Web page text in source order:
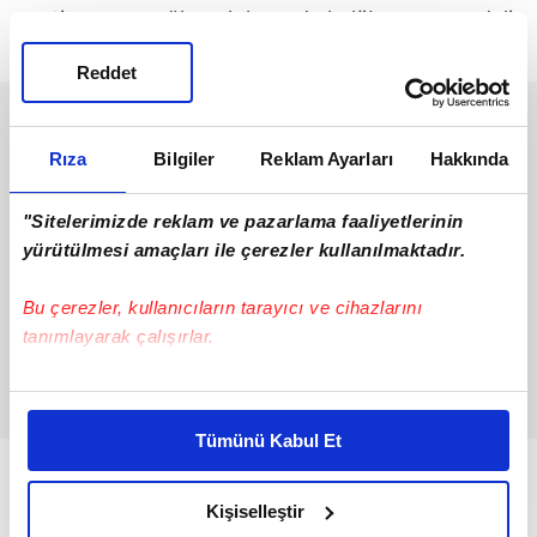
Rıza Bilgiler Reklam Ayarları Hakkında
"Sitelerimizde reklam ve pazarlama faaliyetlerinin
yürütülmesi amaçları ile çerezler kullanılmaktadır.
Bu çerezler, kullanıcıların tarayıcı ve cihazlarını
tanımlayarak çalışırlar.
Bu çerezlere izin vermeniz halinde sizlere özel
daha iyi reklam deneyimi yaşatabiliriz. Bunu yaparken
amacımızın size daha iyi bir reklam deneyimi sunmak
olduğunu ve sizlere en iyi içerikleri sunabilmek adına
Tümünü Kabul Et
Kişiselleştir
Reddet
motivasyon sağlamak hem de kulübe uzun vadeli
bağlılığını güçlendirmek istediği ifade edildi.